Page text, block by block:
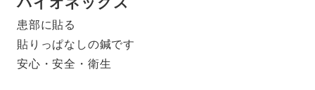
患部に貼る
貼りっぱなしの鍼です
安心・安全・衛生